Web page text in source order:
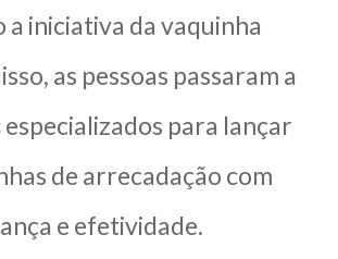
a iniciativa da vaquinha
as pessoas passaram a
especializados para lançar
de arrecadação com
e efetividade.